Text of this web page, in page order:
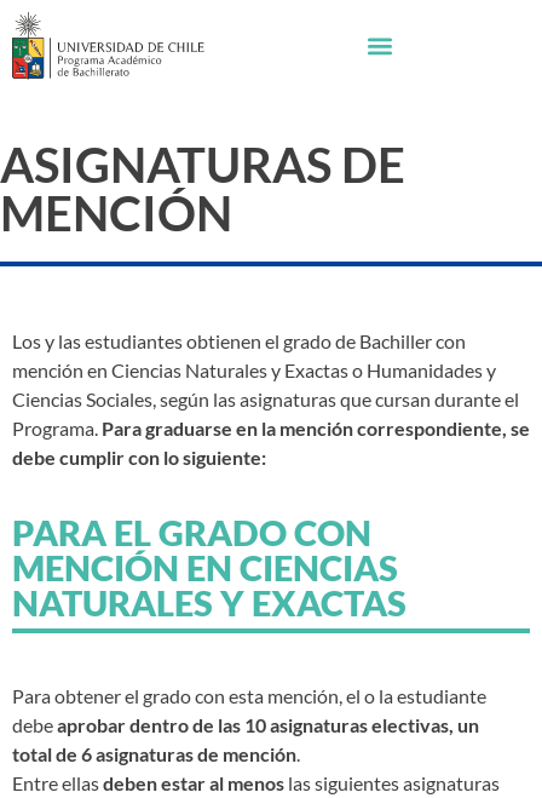
ASIGNATURAS DE
MENCIÓN
Los y las estudiantes obtienen el grado de Bachiller con
mención en Ciencias Naturales y Exactas o Humanidades y
Ciencias Sociales, según las asignaturas que cursan durante el
Programa. Para graduarse en la mención correspondiente, se
debe cumplir con lo siguiente:
PARA EL GRADO CON
MENCIÓN EN CIENCIAS
NATURALES Y EXACTAS
Para obtener el grado con esta mención, el o la estudiante
debeaprobar dentro de las 10 asignaturas electivas, un
total de 6 asignaturas de mención
Entre ellasdeben estar al menos las siguientes asignaturas